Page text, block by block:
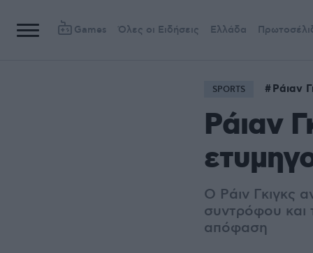
Games Όλες οι Ειδήσεις Ελλάδα
SPORTS Ράιαν
Ράιαν
Ο Ράιν Γκιγκς
συντρόφου και
απόφαση